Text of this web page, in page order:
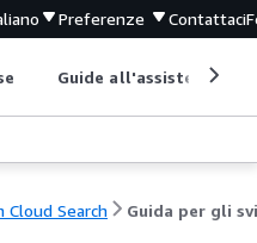
Preferenze Contattaci
Guide all'assistenza
Cloud Search